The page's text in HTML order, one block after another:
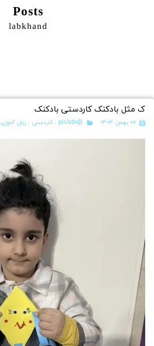
Posts
labkhand
ک مثل بادکنک کاردستی بادکنک
۰۷ بهمن ۱۴۰۴ @pishdo ،کاردستی ، زبان آموزی